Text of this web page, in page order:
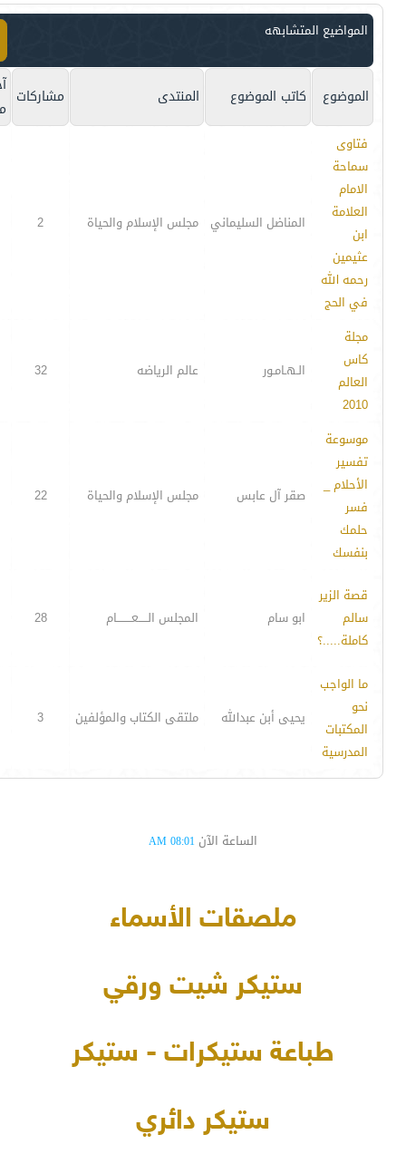
المواضيع المتشابهه
الموضوع كاتب الموضوع المنتدى مشاركات
فتاوى
سماحة
الامام
العلامة
ابن
عثيمين
رحمه الله
في الحج
المناضل السليماني مجلس الإسلام والحياة 2
مجلة
كاس
العالم
2010
الـهـامـور عالم الرياضه 32
موسوعة
تفسير
الأحلام _
فسر
حلمك
بنفسك
صقر آل عابس مجلس الإسلام والحياة 22
قصة الزير
سالم
كاملة.....؟
ابو سام المجلس الـــــعــــــــام 28
ما الواجب
نحو
المكتبات
المدرسية
يحيى أبن عبدالله ملتقى الكتاب والمؤلفين 3
الساعة الآن 08:01 AM
ملصقات الأسماء
ستيكر شيت ورقي
طباعة ستيكرات - ستيكر
ستيكر دائري